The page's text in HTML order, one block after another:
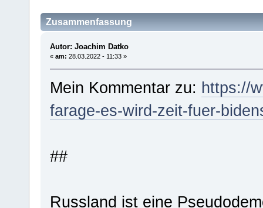
Zusammenfassung
Autor: Joachim Datko
« am: 28.03.2022 - 11:33 »
Mein Kommentar zu: https://
farage-es-wird-zeit-fuer-
##
Russland ist eine